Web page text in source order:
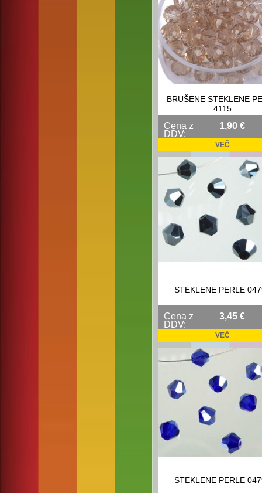
BRUŠENE STEKLENE
4115
Cena z
DDV:
1,90 €
VEČ
STEKLENE PERLE
Cena z
DDV:
3,45 €
VEČ
STEKLENE PERLE